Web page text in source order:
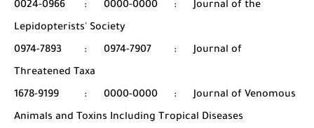
0024-0966
: 0000-0000 :
Journal of the
Lepidopterists' Society
0974-7893
: 0974-7907 :
Journal of
Threatened Taxa
1678-9199
: 0000-0000 :
Journal of Venomous
Animals and Toxins Including Tropical Diseases